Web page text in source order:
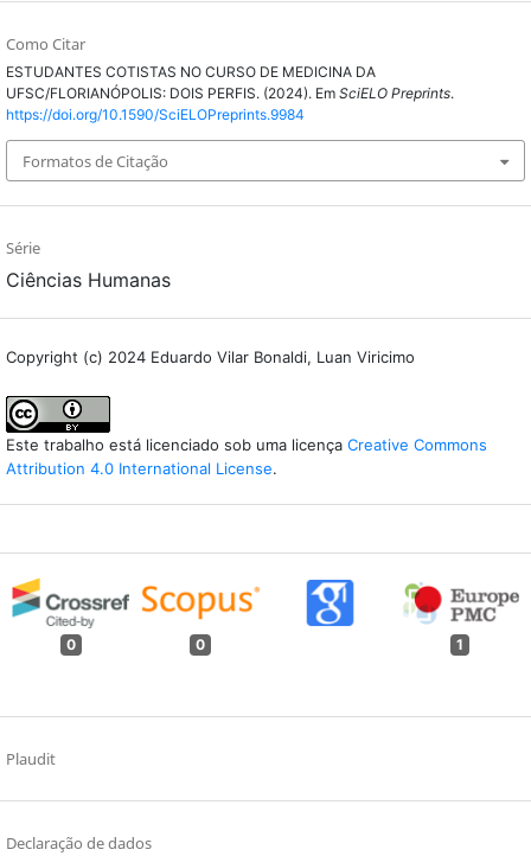
Como Citar
ESTUDANTES COTISTAS NO CURSO DE MEDICINA DA
UFSC/FLORIANÓPOLIS: DOIS PERFIS. (2024). Em SciELO Preprints.
https://doi.org/10.1590/SciELOPreprints.9984
Formatos de Citação
Série
Ciências Humanas
Copyright (c) 2024 Eduardo Vilar Bonaldi, Luan Viricimo
Este trabalho está licenciado sob uma licença Creative Commons
Attribution 4.0 International License.
0 0 1
Plaudit
Declaração de dados